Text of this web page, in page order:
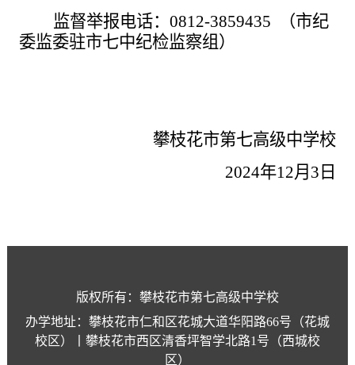
监督举报电话： 0812-3859435
（市纪
委监委驻市七中纪检监察组）
攀枝花市第七高级中学校
2024年12月3日
版权所有：攀枝花市第七高级中学校
办学地址：攀枝花市仁和区花城大道华阳路66号（花城
校区）丨攀枝花市西区清香坪智学北路1号（西城校
区）